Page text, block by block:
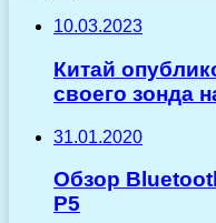
10.03.2023
Китай
своего зонда
31.01.2020
Обзор
P5